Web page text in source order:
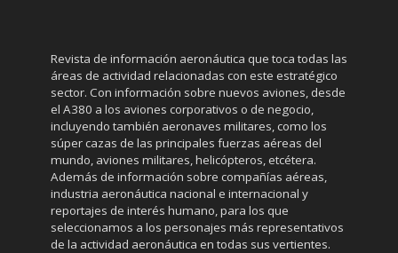
Revista de información aeronáutica que toca todas las
áreas de actividad relacionadas con este estratégico
sector. Con información sobre nuevos aviones, desde
el A380 a los aviones corporativos o de negocio,
incluyendo también aeronaves militares, como los
súper cazas de las principales fuerzas aéreas del
mundo, aviones militares, helicópteros, etcétera.
Además de información sobre compañías aéreas,
industria aeronáutica nacional e internacional y
reportajes de interés humano, para los que
seleccionamos a los personajes más representativos
de la actividad aeronáutica en todas sus vertientes.